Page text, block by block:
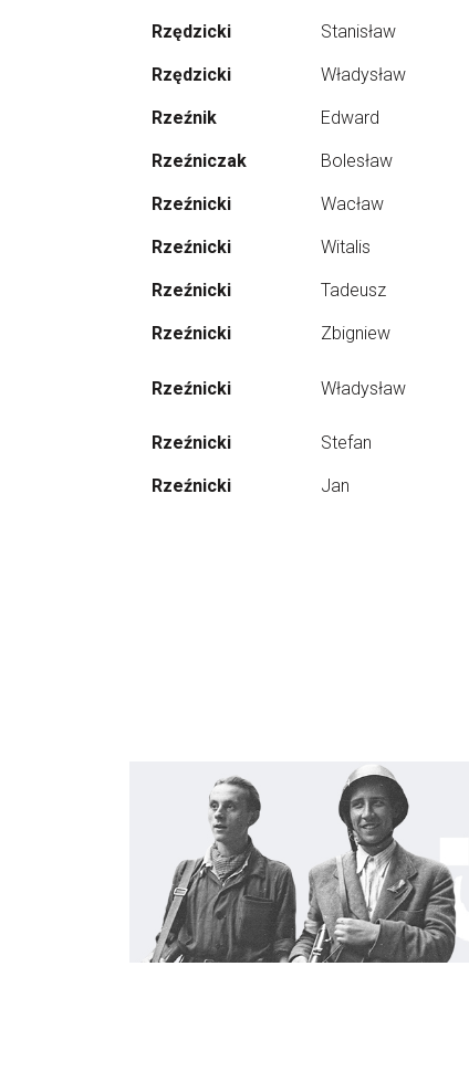
Rzędzicki Stanisław
Rzędzicki Władysław
Rzeźnik Edward
Rzeźniczak Bolesław
Rzeźnicki Wacław
Rzeźnicki Witalis
Rzeźnicki Tadeusz
Rzeźnicki Zbigniew
Rzeźnicki Władysław
Rzeźnicki Stefan
Rzeźnicki Jan